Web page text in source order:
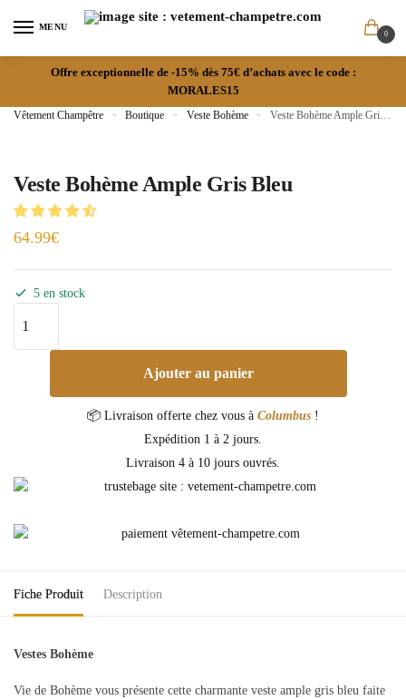
MENU
0
Offre exceptionnelle de -15% dès 75€ d’achats avec le code :
MORALES15
Vêtement Champêtre » Boutique » Veste Bohème » Veste Bohème Ample Gris Bleu
Veste Bohème Ample Gris Bleu
64.99€
5 en stock
Ajouter au panier
📦 Livraison offerte chez vous à Columbus !
Expédition 1 à 2 jours.
Livraison 4 à 10 jours ouvrés.
Fiche Produit Description
Vestes Bohème
Vie de Bohème vous présente cette charmante veste ample gris bleu faite